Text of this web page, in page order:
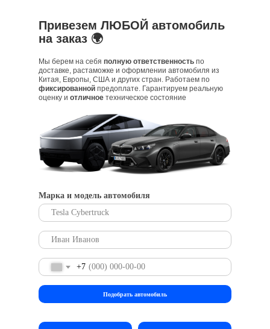
Привезем ЛЮБОЙ автомобиль
на заказ 🌍
Мы берем на себя полную ответственность по
доставке, растаможке и оформлении автомобиля из
Китая, Европы, США и других стран. Работаем по
фиксированной предоплате. Гарантируем реальную
оценку и отличное техническое состояние
Марка и модель автомобиля
+7
Подобрать автомобиль